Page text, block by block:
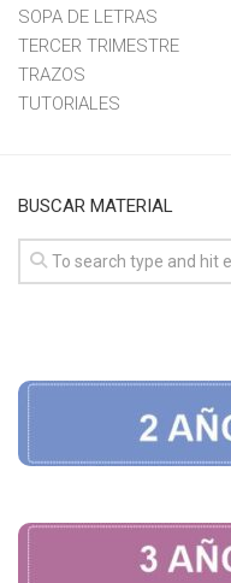
SOPA DE LETRAS
TERCER TRIMESTRE
TRAZOS
TUTORIALES
BUSCAR MATERIAL